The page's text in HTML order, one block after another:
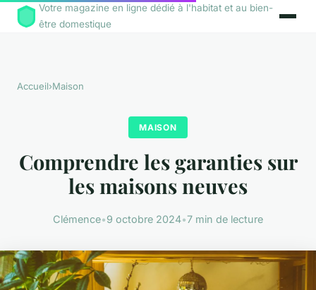
Votre magazine en ligne dédié à l'habitat et au bien-
être domestique
Accueil›Maison
MAISON
Comprendre les garanties sur
les maisons neuves
Clémence•9 octobre 2024•7 min de lecture